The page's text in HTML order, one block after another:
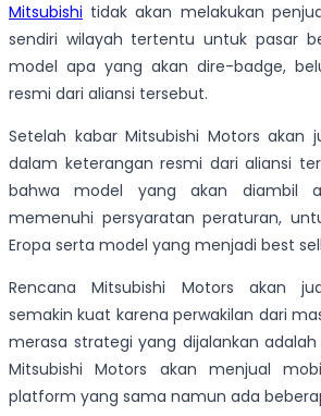
Mitsubishi tidak akan melakukan
sendiri wilayah tertentu untuk pasar
model apa yang akan dire-badge,
resmi dari aliansi tersebut.
Setelah kabar Mitsubishi Motors akan
dalam keterangan resmi dari aliansi
bahwa model yang akan diambil
memenuhi persyaratan peraturan,
Eropa serta model yang menjadi best
Rencana Mitsubishi Motors akan
semakin kuat karena perwakilan dari
merasa strategi yang dijalankan
Mitsubishi Motors akan menjual
platform yang sama namun ada